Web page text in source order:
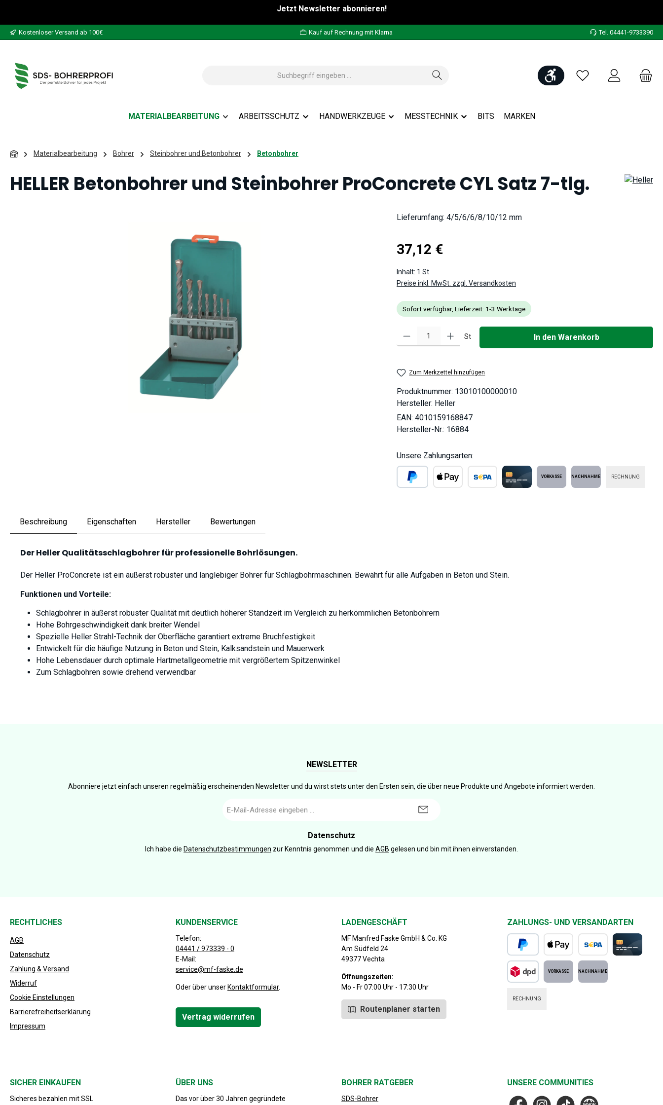
Jetzt Newsletter abonnieren!
Kostenloser Versand ab 100€ Kauf auf Rechnung mit Klarna Tel. 04441-9733390
Werkzeugleiste anzeigen
Du hast 0 Produkte
MATERIALBEARBEITUNG ARBEITSSCHUTZ HANDWERKZEUGE MESSTECHNIK BITS MARKEN
Materialbearbeitung Bohrer Steinbohrer und Betonbohrer Betonbohrer
HELLER Betonbohrer und Steinbohrer ProConcrete CYL Satz 7-tlg.
Lieferumfang: 4/5/6/6/8/10/12 mm
Regulärer Preis:
37,12 €
Inhalt: 1 St
Preise inkl. MwSt. zzgl. Versandkosten
Sofort verfügbar, Lieferzeit: 1-3 Werktage
Produkt Anzahl: Gib den gewünschten Wert ein oder benutze die Schaltflächen um
St In den Warenkorb
Zum Merkzettel hinzufügen
Produktnummer: 13010100000010
Hersteller: Heller
EAN: 4010159168847
Hersteller-Nr.: 16884
Unsere Zahlungsarten:
RECHNUNG
Beschreibung Eigenschaften Hersteller Bewertungen
Der Heller Qualitätsschlagbohrer für professionelle Bohrlösungen.
Der Heller ProConcrete ist ein äußerst robuster und langlebiger Bohrer für Schlagbohrmaschinen. Bewährt für alle Aufgaben in Beton und Stein.
Funktionen und Vorteile:
Schlagbohrer in äußerst robuster Qualität mit deutlich höherer Standzeit im Vergleich zu herkömmlichen Betonbohrern
Hohe Bohrgeschwindigkeit dank breiter Wendel
Spezielle Heller Strahl-Technik der Oberfläche garantiert extreme Bruchfestigkeit
Entwickelt für die häufige Nutzung in Beton und Stein, Kalksandstein und Mauerwerk
Hohe Lebensdauer durch optimale Hartmetallgeometrie mit vergrößertem Spitzenwinkel
Zum Schlagbohren sowie drehend verwendbar
NEWSLETTER
Abonniere jetzt einfach unseren regelmäßig erscheinenden Newsletter und du wirst stets unter den Ersten sein, die über neue Produkte und Angebote informiert werden.
Mail-
Datenschutz
Ich habe die Datenschutzbestimmungen zur Kenntnis genommen und die AGB gelesen und bin mit ihnen einverstanden.
RECHTLICHES
AGB
Datenschutz
Zahlung & Versand
Widerruf
Cookie Einstellungen
Barrierefreiheitserklärung
Impressum
KUNDENSERVICE
Telefon:
04441 / 973339 - 0
E-Mail:
service@mf-faske.de
Oder über unser Kontaktformular.
Vertrag widerrufen
LADENGESCHÄFT
MF Manfred Faske GmbH & Co. KG
Am Südfeld 24
49377 Vechta
Öffnungszeiten:
Mo - Fr 07:00 Uhr - 17:30 Uhr
Routenplaner starten
ZAHLUNGS- UND VERSANDARTEN
PayPal Apple Pay SEPA Lastschrift
RECHNUNG
SICHER EINKAUFEN
Sicheres bezahlen mit SSL
ÜBER UNS
Das vor über 30 Jahren gegründete
BOHRER RATGEBER
SDS-Bohrer
UNSERE COMMUNITIES